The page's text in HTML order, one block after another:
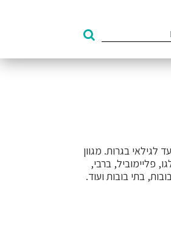
בגרות. מגוון
פליימוביל, ברבי,